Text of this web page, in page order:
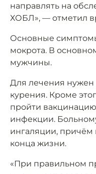
направлять на
ХОБЛ», — отметил
Основные
мокрота. В
мужчины.
Для лечения нужен
курения. Кроме
пройти
инфекции.
ингаляции, причём
конца жизни.
«При правильном